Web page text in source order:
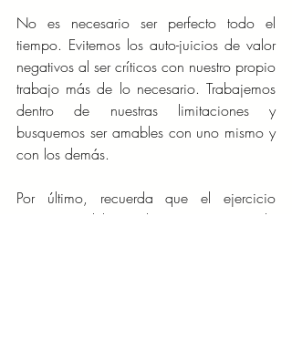
No es necesario ser perfecto todo el
tiempo. Evitemos los auto-juicios de valor
negativos al ser críticos con nuestro propio
trabajo más de lo necesario. Trabajemos
dentro de nuestras limitaciones y
busquemos ser amables con uno mismo y
con los demás.
Por último, recuerda que el ejercicio
constante, el buen descanso y una vida